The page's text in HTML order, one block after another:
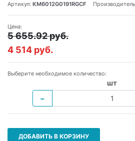
Артикул: KM6012G0191RGCF
Цена:
5 655.92 руб.
4 514 руб.
Выберите необходимое количество:
шт
−
ДОБАВИТЬ В КОРЗИНУ